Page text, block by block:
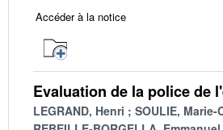
Accéder à la notice
Evaluation de la police de
LEGRAND, Henri
SOULIE,